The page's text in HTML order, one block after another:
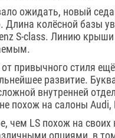
ожидать, новый
Длина колёсной базы
S-class. Линию
привычного стиля
развитие.
внутренней
похож на салоны Audi,
чем LS похож на
опциями, в